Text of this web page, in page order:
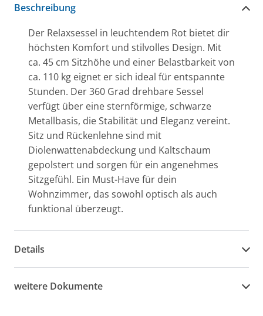
Beschreibung
Der Relaxsessel in leuchtendem Rot bietet dir
höchsten Komfort und stilvolles Design. Mit
ca. 45 cm Sitzhöhe und einer Belastbarkeit von
ca. 110 kg eignet er sich ideal für entspannte
Stunden. Der 360 Grad drehbare Sessel
verfügt über eine sternförmige, schwarze
Metallbasis, die Stabilität und Eleganz vereint.
Sitz und Rückenlehne sind mit
Diolenwattenabdeckung und Kaltschaum
gepolstert und sorgen für ein angenehmes
Sitzgefühl. Ein Must-Have für dein
Wohnzimmer, das sowohl optisch als auch
funktional überzeugt.
Details
weitere Dokumente